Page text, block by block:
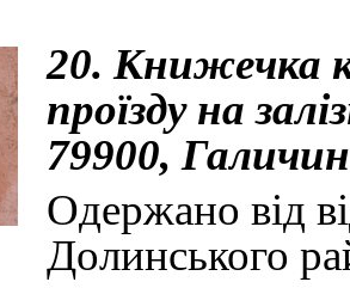
20. Книжечка
проїзду на
79900,
Одержано від
Долинського